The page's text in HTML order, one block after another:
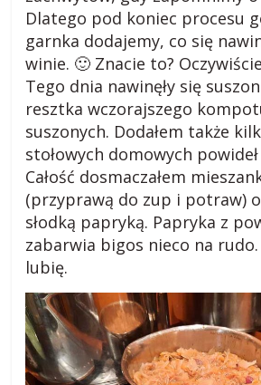
Dlatego pod koniec procesu
garnka dodajemy, co się
winie. 🙂 Znacie to?
Tego dnia nawinęły się
resztka wczorajszego
suszonych. Dodałem także
stołowych domowych
Całość dosmaczałem
(przyprawą do zup i potraw)
słodką papryką. Papryka z
zabarwia bigos nieco na
lubię.